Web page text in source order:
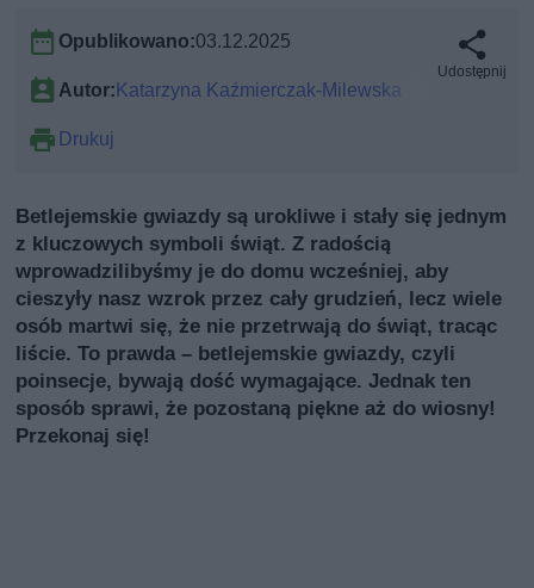
Opublikowano:03.12.2025
Autor:Katarzyna Kaźmierczak-Milewska
Drukuj
Udostępnij
Betlejemskie gwiazdy są urokliwe i stały się jednym
z kluczowych symboli świąt. Z radością
wprowadzilibyśmy je do domu wcześniej, aby
cieszyły nasz wzrok przez cały grudzień, lecz wiele
osób martwi się, że nie przetrwają do świąt, tracąc
liście. To prawda – betlejemskie gwiazdy, czyli
poinsecje, bywają dość wymagające. Jednak ten
sposób sprawi, że pozostaną piękne aż do wiosny!
Przekonaj się!